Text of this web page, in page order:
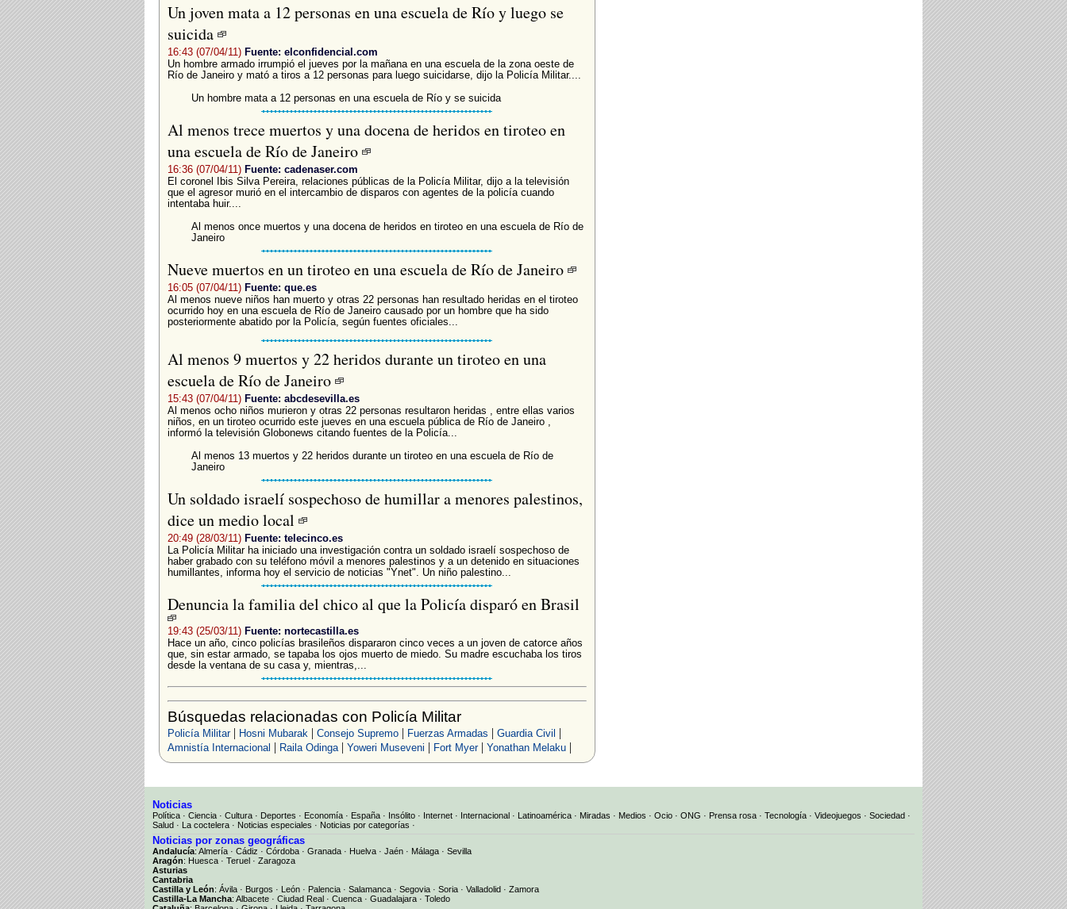
Un joven mata a 12 personas en una escuela de Río y luego se
suicida
16:43 (07/04/11) Fuente: elconfidencial.com
Un hombre armado irrumpió el jueves por la mañana en una escuela de la zona oeste de
Río de Janeiro y mató a tiros a 12 personas para luego suicidarse, dijo la Policía Militar....
Un hombre mata a 12 personas en una escuela de Río y se suicida
Al menos trece muertos y una docena de heridos en tiroteo en
una escuela de Río de Janeiro
16:36 (07/04/11) Fuente: cadenaser.com
El coronel Ibis Silva Pereira, relaciones públicas de la Policía Militar, dijo a la televisión
que el agresor murió en el intercambio de disparos con agentes de la policía cuando
intentaba huir....
Al menos once muertos y una docena de heridos en tiroteo en una escuela de Río de
Janeiro
Nueve muertos en un tiroteo en una escuela de Río de Janeiro
16:05 (07/04/11) Fuente: que.es
Al menos nueve niños han muerto y otras 22 personas han resultado heridas en el tiroteo
ocurrido hoy en una escuela de Río de Janeiro causado por un hombre que ha sido
posteriormente abatido por la Policía, según fuentes oficiales...
Al menos 9 muertos y 22 heridos durante un tiroteo en una
escuela de Río de Janeiro
15:43 (07/04/11) Fuente: abcdesevilla.es
Al menos ocho niños murieron y otras 22 personas resultaron heridas , entre ellas varios
niños, en un tiroteo ocurrido este jueves en una escuela pública de Río de Janeiro ,
informó la televisión Globonews citando fuentes de la Policía...
Al menos 13 muertos y 22 heridos durante un tiroteo en una escuela de Río de
Janeiro
Un soldado israelí sospechoso de humillar a menores palestinos,
dice un medio local
20:49 (28/03/11) Fuente: telecinco.es
La Policía Militar ha iniciado una investigación contra un soldado israelí sospechoso de
haber grabado con su teléfono móvil a menores palestinos y a un detenido en situaciones
humillantes, informa hoy el servicio de noticias "Ynet". Un niño palestino...
Denuncia la familia del chico al que la Policía disparó en Brasil
19:43 (25/03/11) Fuente: nortecastilla.es
Hace un año, cinco policías brasileños dispararon cinco veces a un joven de catorce años
que, sin estar armado, se tapaba los ojos muerto de miedo. Su madre escuchaba los tiros
desde la ventana de su casa y, mientras,...
Búsquedas relacionadas con Policía Militar
Policía Militar| Hosni Mubarak | Consejo Supremo| Fuerzas Armadas | Guardia Civil |
Amnistía Internacional | Raila Odinga| Yoweri Museveni | Fort Myer| Yonathan Melaku|
Noticias
Política · Ciencia · Cultura · Deportes · Economía · España · Insólito · Internet · Internacional · Latinoamérica · Miradas · Medios · Ocio · ONG · Prensa rosa · Tecnología · Videojuegos · Sociedad ·
Salud · La coctelera · Noticias especiales · Noticias por categorías ·
Noticias por zonas geográficas
Andalucía: Almería · Cádiz · Córdoba · Granada · Huelva · Jaén · Málaga · Sevilla
Aragón: Huesca · Teruel · Zaragoza
Asturias
Cantabria
Castilla y León: Ávila · Burgos · León · Palencia · Salamanca · Segovia · Soria · Valladolid · Zamora
Castilla-La Mancha: Albacete · Ciudad Real · Cuenca · Guadalajara · Toledo